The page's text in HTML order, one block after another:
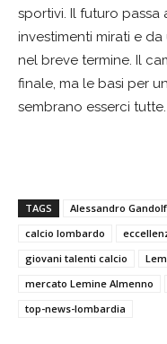
sportivi. Il futuro
investimenti mirati e
nel breve termine. Il
finale, ma le basi per
sembrano esserci tutte.
TAGS Alessandro
calcio lombardo
giovani talenti calcio
mercato Lemine Almenno
top-news-lombardia